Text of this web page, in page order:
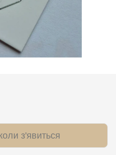
з'явиться